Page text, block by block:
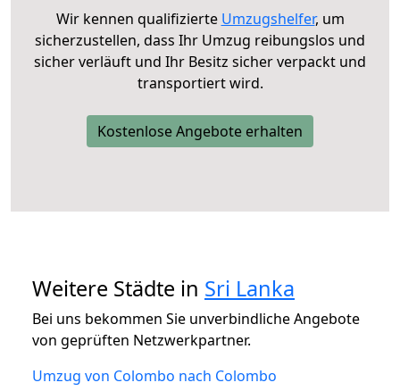
Wir kennen qualifizierte Umzugshelfer, um
sicherzustellen, dass Ihr Umzug reibungslos und
sicher verläuft und Ihr Besitz sicher verpackt und
transportiert wird.
Kostenlose Angebote erhalten
Weitere Städte in Sri Lanka
Bei uns bekommen Sie unverbindliche Angebote
von geprüften Netzwerkpartner.
Umzug von Colombo nach Colombo